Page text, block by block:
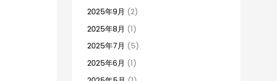
2025年9月 (2)
2025年8月 (1)
2025年7月 (5)
2025年6月 (1)